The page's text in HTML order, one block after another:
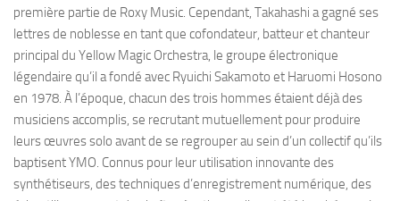
première partie de Roxy Music. Cependant, Takahashi a gagné ses
lettres de noblesse en tant que cofondateur, batteur et chanteur
principal du Yellow Magic Orchestra, le groupe électronique
légendaire qu’il a fondé avec Ryuichi Sakamoto et Haruomi Hosono
en 1978. À l’époque, chacun des trois hommes étaient déjà des
musiciens accomplis, se recrutant mutuellement pour produire
leurs œuvres solo avant de se regrouper au sein d’un collectif qu’ils
baptisent YMO. Connus pour leur utilisation innovante des
synthétiseurs, des techniques d’enregistrement numérique, des